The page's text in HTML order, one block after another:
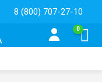
8 (800) 707-27-10
0